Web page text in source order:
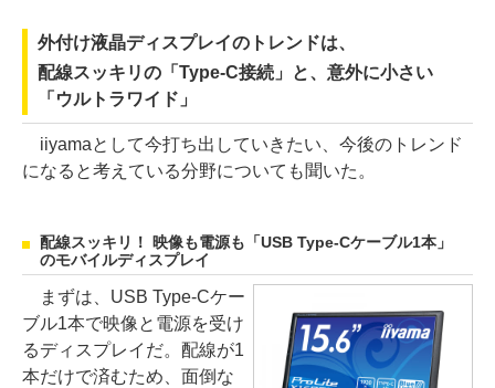
外付け液晶ディスプレイのトレンドは、
配線スッキリの「Type-C接続」と、意外に小さい
「ウルトラワイド」
iiyamaとして今打ち出していきたい、今後のトレンド
になると考えている分野についても聞いた。
配線スッキリ！ 映像も電源も「USB Type-Cケーブル1本」
のモバイルディスプレイ
まずは、USB Type-Cケー
ブル1本で映像と電源を受け
るディスプレイだ。配線が1
本だけで済むため、面倒な